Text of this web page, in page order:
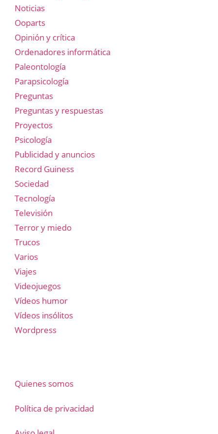
Noticias
Ooparts
Opinión y crítica
Ordenadores informática
Paleontología
Parapsicología
Preguntas
Preguntas y respuestas
Proyectos
Psicología
Publicidad y anuncios
Record Guiness
Sociedad
Tecnología
Televisión
Terror y miedo
Trucos
Varios
Viajes
Videojuegos
Vídeos humor
Vídeos insólitos
Wordpress
Quienes somos
Política de privacidad